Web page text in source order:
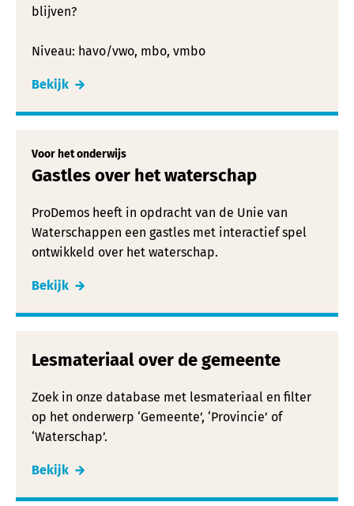
blijven?
Niveau: havo/vwo, mbo, vmbo
Bekijk
Voor het onderwijs
Gastles over het waterschap
ProDemos heeft in opdracht van de Unie van
Waterschappen een gastles met interactief spel
ontwikkeld over het waterschap.
Bekijk
Lesmateriaal over de gemeente
Zoek in onze database met lesmateriaal en filter
op het onderwerp ‘Gemeente’, ‘Provincie’ of
‘Waterschap’.
Bekijk